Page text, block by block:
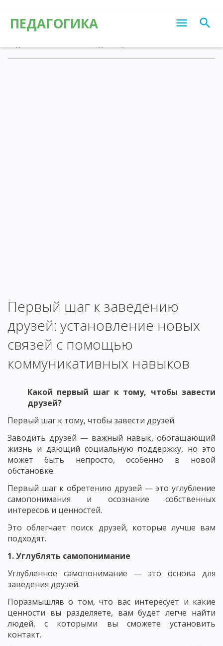
ПЕДАГОГИКА
Первый шаг к заведению
друзей: установление новых
связей с помощью
коммуникативных навыков
Какой первый шаг к тому, чтобы завести
друзей?
Первый шаг к тому, чтобы завести друзей.
Заводить друзей — важный навык, обогащающий
жизнь и дающий социальную поддержку, но это
может быть непросто, особенно в новой
обстановке.
Первый шаг к обретению друзей — это углубление
самопонимания и осознание собственных
интересов и ценностей.
Это облегчает поиск друзей, которые лучше вам
подходят.
1. Углублять самопонимание
Углубленное самопонимание — это основа для
заведения друзей.
Поразмышляв о том, что вас интересует и какие
ценности вы разделяете, вам будет легче найти
людей, с которыми вы сможете установить
контакт.